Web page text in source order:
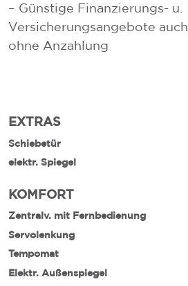
– Günstige Finanzierungs- u.
Versicherungsangebote auch
ohne Anzahlung
EXTRAS
Schiebetür
elektr. Spiegel
KOMFORT
Zentralv. mit Fernbedienung
Servolenkung
Tempomat
Elektr. Außenspiegel